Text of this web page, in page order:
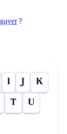
?
I J K
T U